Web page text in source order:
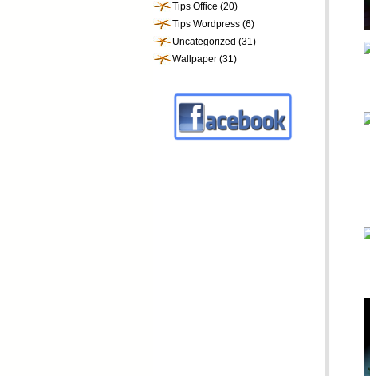
Tips Office (20)
Tips Wordpress (6)
Uncategorized (31)
Wallpaper (31)